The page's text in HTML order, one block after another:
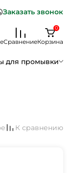
Заказать звонок
СравнениеКорзина
0
для промывки
К сравнению